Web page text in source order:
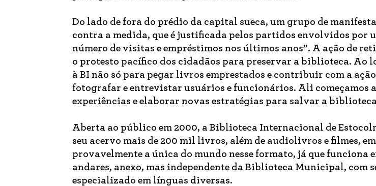
Do lado de fora do prédio da capital sueca, um grupo de
contra a medida, que é justificada pelos partidos envolvidos por
número de visitas e empréstimos nos últimos anos”. A ação de
o protesto pacífico dos cidadãos para preservar a biblioteca. Ao
à BI não só para pegar livros emprestados e contribuir com a
fotografar e entrevistar usuários e funcionários. Ali começamos
experiências e elaborar novas estratégias para salvar a
Aberta ao público em 2000, a Biblioteca Internacional de
seu acervo mais de 200 mil livros, além de audiolivros e filmes,
provavelmente a única do mundo nesse formato, já que funciona
andares, anexo, mas independente da Biblioteca Municipal, com
especializado em línguas diversas.